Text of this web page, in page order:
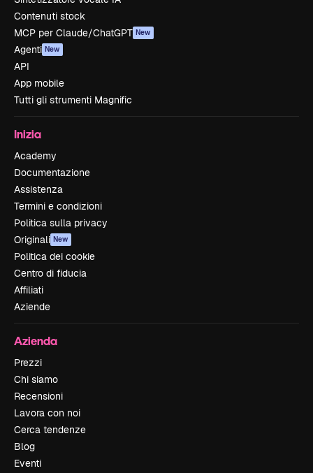
Contenuti stock
MCP per Claude/ChatGPT New
Agenti New
API
App mobile
Tutti gli strumenti Magnific
Inizia
Academy
Documentazione
Assistenza
Termini e condizioni
Politica sulla privacy
Originali New
Politica dei cookie
Centro di fiducia
Affiliati
Aziende
Azienda
Prezzi
Chi siamo
Recensioni
Lavora con noi
Cerca tendenze
Blog
Eventi